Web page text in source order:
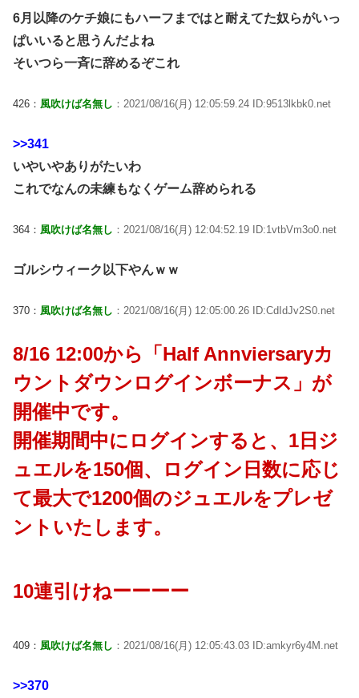
6月以降のケチ娘にもハーフまではと耐えてた奴らがいっ
ぱいいると思うんだよね
そいつら一斉に辞めるぞこれ
426： 風吹けば名無し ：2021/08/16(月) 12:05:59.24 ID:9513lkbk0.net
>>341
いやいやありがたいわ
これでなんの未練もなくゲーム辞められる
364： 風吹けば名無し ：2021/08/16(月) 12:04:52.19 ID:1vtbVm3o0.net
ゴルシウィーク以下やんｗｗ
370： 風吹けば名無し ：2021/08/16(月) 12:05:00.26 ID:CdIdJv2S0.net
8/16 12:00から「Half Annviersaryカ
ウントダウンログインボーナス」が
開催中です。
開催期間中にログインすると、1日ジ
ュエルを150個、ログイン日数に応じ
て最大で1200個のジュエルをプレゼ
ントいたします。
10連引けねーーーー
409： 風吹けば名無し ：2021/08/16(月) 12:05:43.03 ID:amkyr6y4M.net
>>370